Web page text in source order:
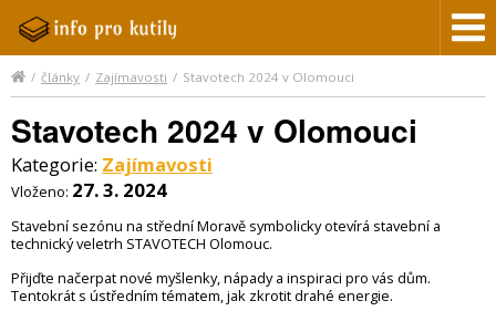
/ články / Zajímavosti / Stavotech 2024 v Olomouci
Stavotech 2024 v Olomouci
Kategorie: Zajímavosti
Vloženo: 27. 3. 2024
Stavební sezónu na střední Moravě symbolicky otevírá stavební a
technický veletrh STAVOTECH Olomouc.
Přijďte načerpat nové myšlenky, nápady a inspiraci pro vás dům.
Tentokrát s ústředním tématem, jak zkrotit drahé energie.